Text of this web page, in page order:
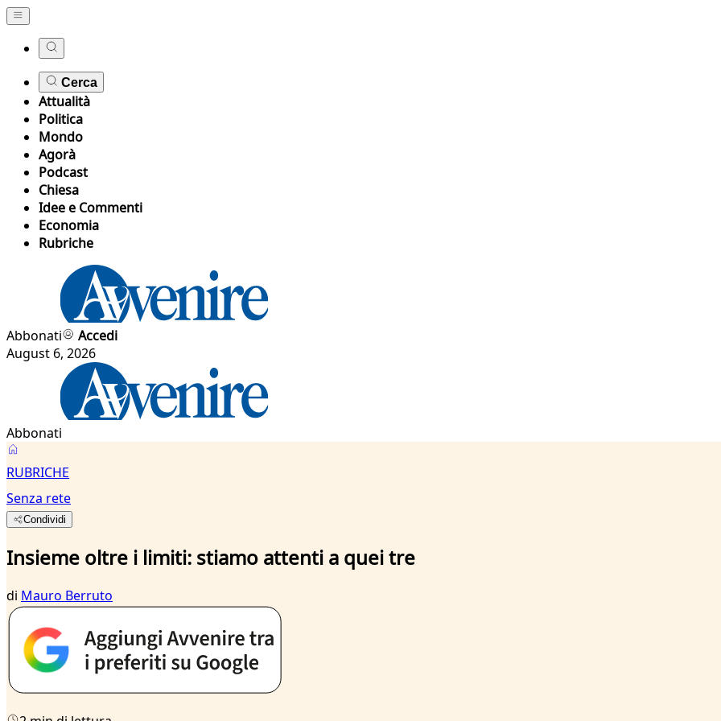
Cerca
Attualità
Politica
Mondo
Agorà
Podcast
Chiesa
Idee e Commenti
Economia
Rubriche
Abbonati
Accedi
August 6, 2026
Abbonati
RUBRICHE
Senza rete
Condividi
Insieme oltre i limiti: stiamo attenti a quei tre
di Mauro Berruto